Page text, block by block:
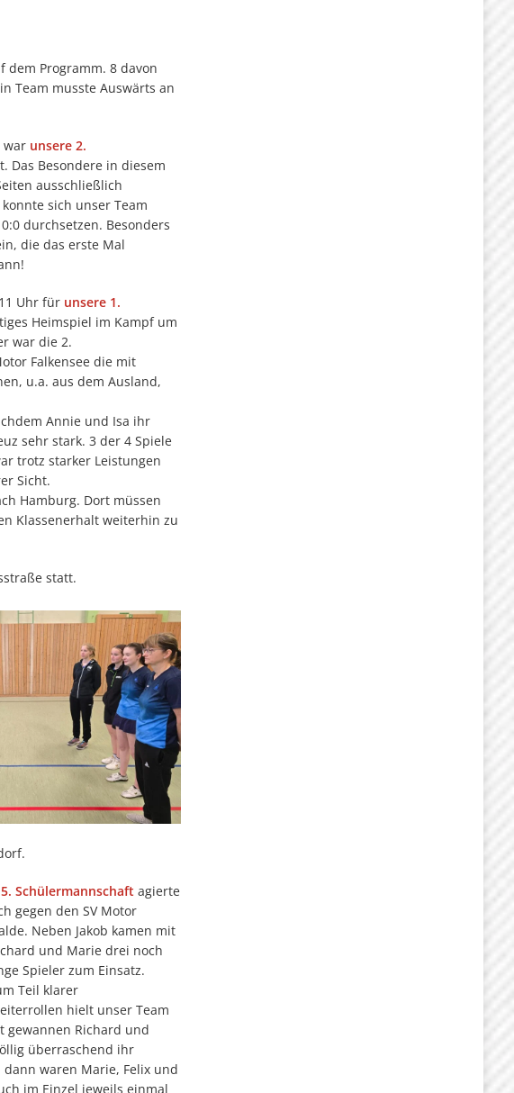
dem Programm. 8 davon
Team musste Auswärts an
war unsere 2.
Das Besondere in diesem
ausschließlich
sich unser Team
durchsetzen. Besonders
die das erste Mal
Uhr für unsere 1.
Heimspiel im Kampf um
war die 2.
Falkensee die mit
u.a. aus dem Ausland,
Annie und Isa ihr
sehr stark. 3 der 4 Spiele
trotz starker Leistungen
Sicht.
Hamburg. Dort müssen
Klassenerhalt weiterhin zu
statt.
Schülermannschaft agierte
gegen den SV Motor
Neben Jakob kamen mit
und Marie drei noch
Spieler zum Einsatz.
Teil klarer
hielt unser Team
gewannen Richard und
überraschend ihr
dann waren Marie, Felix und
im Einzel jeweils einmal